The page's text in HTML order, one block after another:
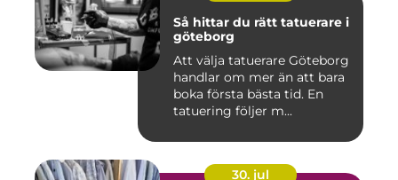
Så hittar du rätt tatuerare i
göteborg
Att välja tatuerare Göteborg
handlar om mer än att bara
boka första bästa tid. En
tatuering följer m...
30. jul